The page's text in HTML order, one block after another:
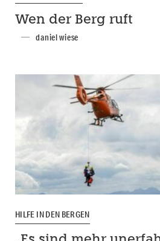
Wen der Berg ruft
daniel wiese
HILFE IN DEN BERGEN